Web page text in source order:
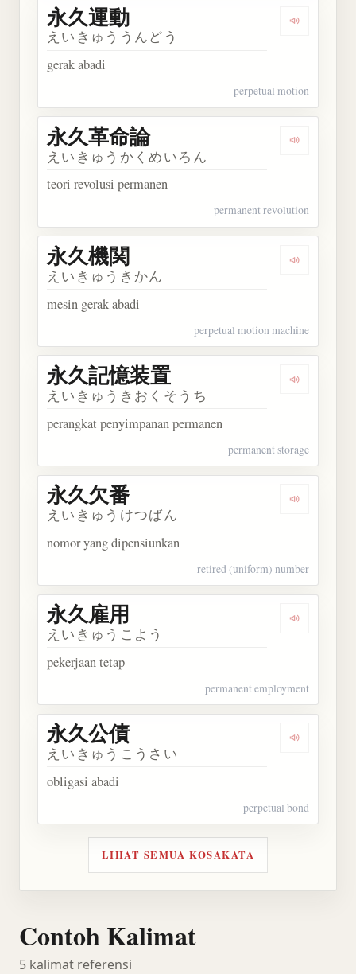
Dengarkan
永久運動
えいきゅううんどう
gerak abadi
perpetual motion
Dengarkan
永久革命論
えいきゅうかくめいろん
teori revolusi permanen
permanent revolution
Dengarkan
永久機関
えいきゅうきかん
mesin gerak abadi
perpetual motion machine
Dengarkan
永久記憶装置
えいきゅうきおくそうち
perangkat penyimpanan permanen
permanent storage
Dengarkan
永久欠番
えいきゅうけつばん
nomor yang dipensiunkan
retired (uniform) number
Dengarkan
永久雇用
えいきゅうこよう
pekerjaan tetap
permanent employment
Dengarkan
永久公債
えいきゅうこうさい
obligasi abadi
perpetual bond
LIHAT SEMUA KOSAKATA
Contoh Kalimat
5 kalimat referensi